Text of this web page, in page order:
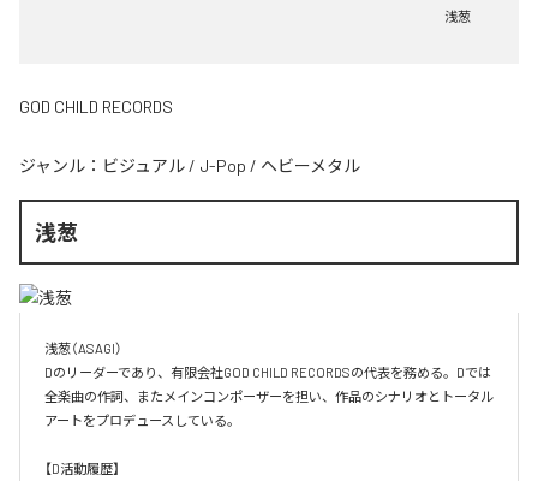
浅葱
GOD CHILD RECORDS
ジャンル： ビジュアル / J-Pop / ヘビーメタル
浅葱
浅葱（ASAGI）
Dのリーダーであり、有限会社GOD CHILD RECORDSの代表を務める。Dでは
全楽曲の作詞、またメインコンポーザーを担い、作品のシナリオとトータル
アートをプロデュースしている。
【D活動履歴】